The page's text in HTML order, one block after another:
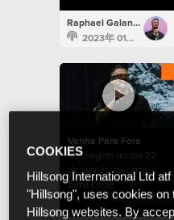
Raphael Galante
2023年 01月 29日
Venha Para Fora
Mensagem do dia 22
de janeiro no campus
Zona Leste
COOKIES
Hillsong International Ltd
"Hillsong", uses cookies
Hillsong websites. By